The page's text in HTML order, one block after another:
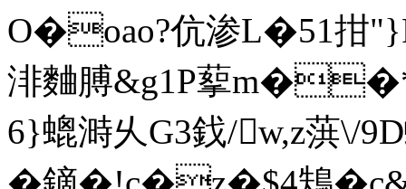
O�oao?伉渗L�51拑
渄麯膊 &g1P蒘
6}螕溡乆G3鈛/w,z葓\/